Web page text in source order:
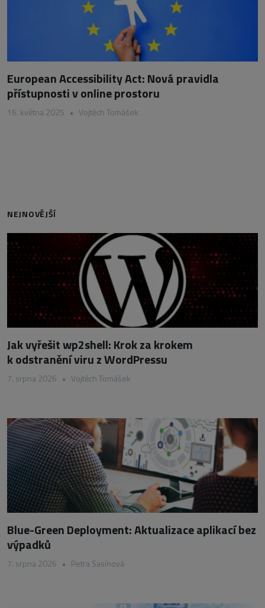
European Accessibility Act: Nová pravidla
přístupnosti v online prostoru
16. května 2025 • Vojtěch Tomášek
NEJNOVĚJŠÍ
Jak vyřešit wp2shell: Krok za krokem
k odstranění viru z WordPressu
7. srpna 2026 • Vojtěch Tomášek
Blue-Green Deployment: Aktualizace aplikací bez
výpadků
7. srpna 2026 • Petra Sasínová